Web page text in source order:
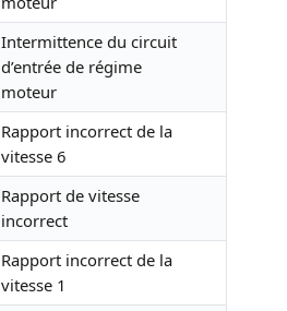
Intermittence du circuit
d’entrée de régime
moteur
Rapport incorrect de la
vitesse 6
Rapport de vitesse
incorrect
Rapport incorrect de la
vitesse 1